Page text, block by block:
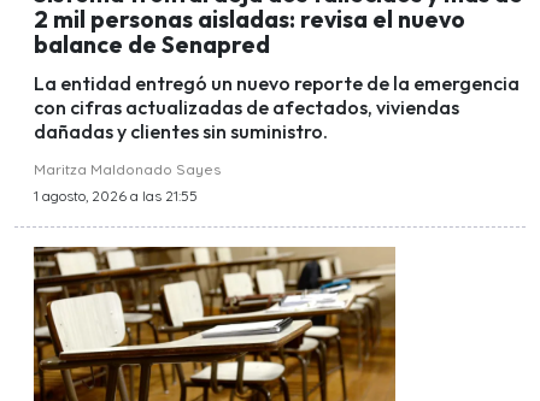
2 mil personas aisladas: revisa el nuevo
balance de Senapred
La entidad entregó un nuevo reporte de la emergencia
con cifras actualizadas de afectados, viviendas
dañadas y clientes sin suministro.
Maritza Maldonado Sayes
1 agosto, 2026 a las 21:55